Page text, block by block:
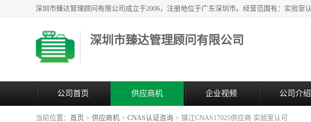
深圳市臻达管理顾问有限公司
公司首页 供应商机 企业视频 公司介绍
当前位置： 首页 > 供应商机 > CNAS认证咨询 > 镇江CNAS17025供应商 实验室认可